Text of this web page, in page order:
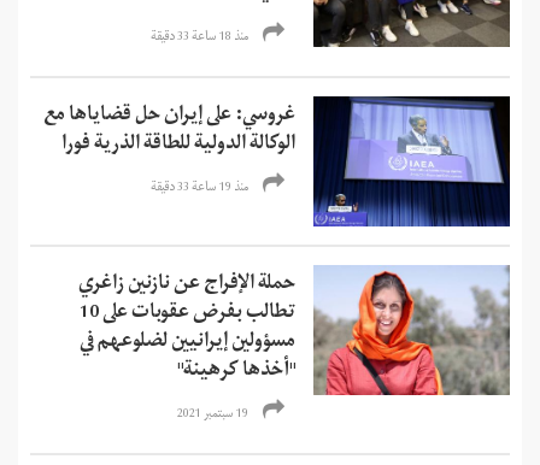
منذ 18 ساعة 33 دقیقة
غروسي: على إيران حل قضاياها مع
الوكالة الدولية للطاقة الذرية فورا
منذ 19 ساعة 33 دقیقة
حملة الإفراج عن نازنين زاغري
تطالب بفرض عقوبات على 10
مسؤولين إيرانيين لضلوعهم في
"أخذها كرهينة"
19 سبتمبر 2021